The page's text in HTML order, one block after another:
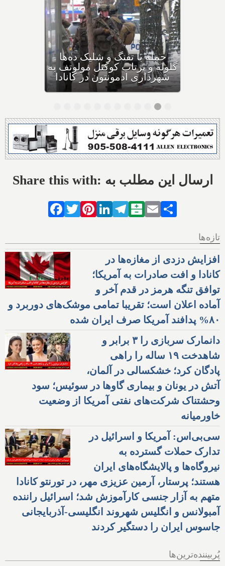
بهداشت کانادا: این داروی
کودکان، ماست و چیا، را
مصرف نکنید و این تشک نیز
احتمال خفگی دارد
Share this with: ارسال این مطلب به
Facebook
TwitterPinterestLinkedIn
Telegram
Balatarin
Email
تازه‌ها
افزایش دزدی از مغازه‌ها در
کانادا و افت صادرات به آمریکا؛
توافق تنگه هرمز در قدم آخر و
آماده اعلان است؛ تقریبا تمامی موشک‌های دوربرد و
۸۰% پدافند آمریکا صرف ایران شده
دانمارک سربازی را ۳ برابر و
شاهدخت ۱۹ ساله را راهی
پادگان کرد؛ خشکسالی در آلمان،
آتش در یونان و بیماری گاوها در سوئیس؛ سود
وحشتناک شرکت‌های نفتی آمریکا از وضعیت
خاورمیانه
سی‌بی‌اس: آمریکا و اسرائیل در
تدارک حملات گسترده به
نیروگاه‌ها و پالایشگاه‌های ایران
هستند؛ پرستار، آرمین عزیزی مهر، در تورنتو کانادا
متهم به آزار جنسی کارآموزش شد؛ اسرائیل راننده
آمبولانس و انگلیس شهروند انگلیسی-آذربایجانی
جاسوس ایران را دستگیر کردند
پُربیننده‌ترین‌ها